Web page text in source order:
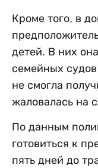
Кроме того, в
детей. В них
семейных
не смогла
жаловалась на
По данным
готовиться к
пять дней до